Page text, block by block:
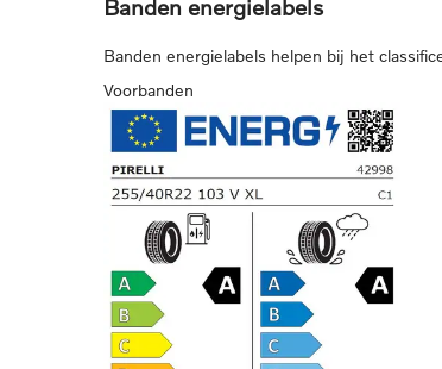
Banden energielabels
Banden energielabels helpen bij het
Voorbanden